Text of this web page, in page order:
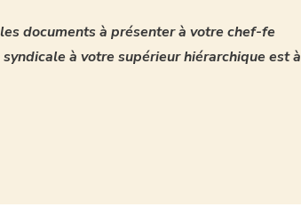
documents à présenter à votre chef-fe
à votre supérieur hiérarchique est à